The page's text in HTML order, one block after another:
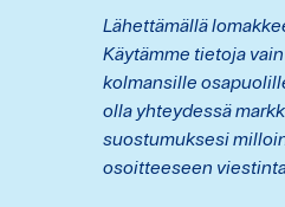
Lähettämällä
Käytämme tietoja
kolmansille
olla yhteydessä
suostumuksesi
osoitteeseen